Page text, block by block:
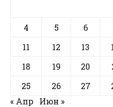
4
5 6
11
12 13
18
19 20
25
26 27
« Апр
Июн »